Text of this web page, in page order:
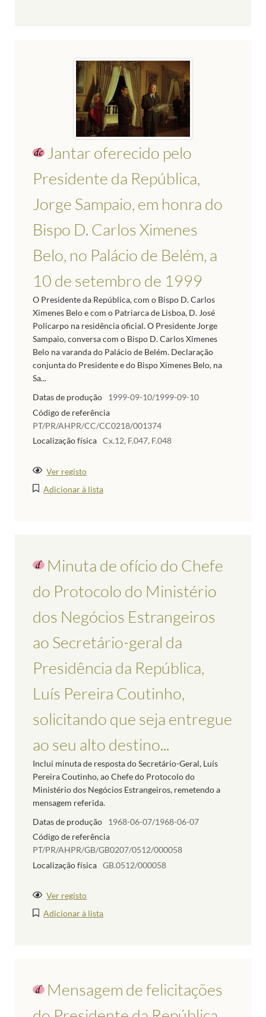
Jantar oferecido pelo
Presidente da República,
Jorge Sampaio, em honra do
Bispo D. Carlos Ximenes
Belo, no Palácio de Belém, a
10 de setembro de 1999
O Presidente da República, com o Bispo D. Carlos
Ximenes Belo e com o Patriarca de Lisboa, D. José
Policarpo na residência oficial. O Presidente Jorge
Sampaio, conversa com o Bispo D. Carlos Ximenes
Belo na varanda do Palácio de Belém. Declaração
conjunta do Presidente e do Bispo Ximenes Belo, na
Sa...
Datas de produção
1999-09-10/1999-09-10
Código de referência
PT/PR/AHPR/CC/CC0218/001374
Localização física Cx.12, F.047, F.048
Ver registo
Adicionar à lista
Minuta de ofício do Chefe
do Protocolo do Ministério
dos Negócios Estrangeiros
ao Secretário-geral da
Presidência da República,
Luís Pereira Coutinho,
solicitando que seja entregue
ao seu alto destino...
Inclui minuta de resposta do Secretário-Geral, Luís
Pereira Coutinho, ao Chefe do Protocolo do
Ministério dos Negócios Estrangeiros, remetendo a
mensagem referida.
Datas de produção
1968-06-07/1968-06-07
Código de referência
PT/PR/AHPR/GB/GB0207/0512/000058
Localização física GB.0512/000058
Ver registo
Adicionar à lista
Mensagem de felicitações